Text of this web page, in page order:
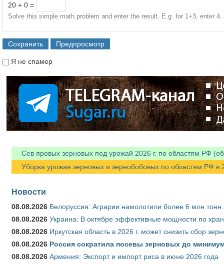
20 + 0 =
Solve this simple math problem and enter the result. E.g. for 1+3, enter 4.
Я не спамер
Сев яровых зерновых под урожай 2026 г. по областям РФ
Уборка урожая зерновых и зернобобовых по областям РФ в
Новости
08.08.2026 Белоруссия: Аграрии намолотили более 6 млн тонн
08.08.2026 Украина: В октябре эффективные мощности по
08.08.2026 Иркутская область в 2026 г. может снизить сбор
08.08.2026 Россия сократила посевы зерновых до
08.08.2026 Армения: Экспорт и импорт риса в июне 2026 года